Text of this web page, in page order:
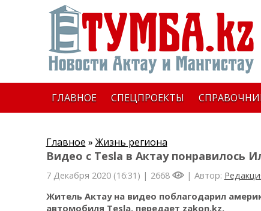
ГЛАВНОЕ СПЕЦПРОЕКТЫ
Главное » Жизнь региона
Видео с Tesla в Актау понравилось
7 Декабря 2020 (16:31) | 2668 | Автор:
Житель Актау на видео поблагодарил
автомобиля Tesla, передает zakon.kz.